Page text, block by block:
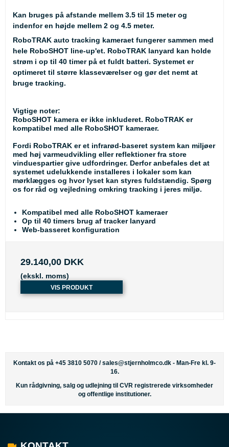
Kan bruges på afstande mellem 3.5 til 15 meter og
indenfor en højde mellem 2 og 4.5 meter.
RoboTRAK auto tracking kameraet fungerer sammen med
hele RoboSHOT line-up'et. RoboTRAK lanyard kan holde
strøm i op til 40 timer på et fuldt batteri. Systemet er
optimeret til større klasseværelser og gør det nemt at
bruge tracking.
Vigtige noter:
RoboSHOT kamera er ikke inkluderet. RoboTRAK er
kompatibel med alle RoboSHOT kameraer.
Fordi RoboTRAK er et infrarød-baseret system kan miljøer
med høj varmeudvikling eller reflektioner fra store
vinduespartier give udfordringer. Derfor anbefales det at
systemet udelukkende installeres i lokaler som kan
mørklægges og hvor lyset kan styres fuldstændig. Spørg
os for råd og vejledning omkring tracking i jeres miljø.
Kompatibel med alle RoboSHOT kameraer
Op til 40 timers brug af tracker lanyard
Web-basseret konfiguration
29.140,00 DKK
(ekskl. moms)
VIS PRODUKT
Kontakt os på +45 3810 5070 /sales@stjernholmco.dk - Man-Fre kl. 9-
16.
Kun rådgivning, salg og udlejning til CVR registrerede virksomheder
og offentlige institutioner.